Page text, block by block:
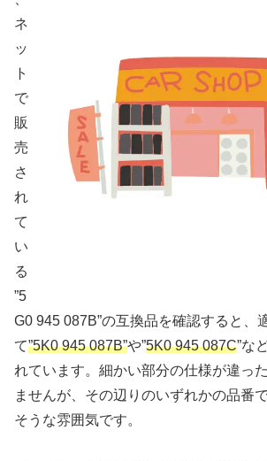
ネ
ッ
ト
で
販
売
さ
れ
て
い
る
”5
G0 945 087B”の互換品を確認すると、
て”5K0 945 087B”や”5K0 945 087C”な
れています。細かい部分の仕様が違っ
ませんが、その辺りのいずれかの品番
そうな雰囲気です。